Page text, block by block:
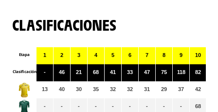
CLASIFICACIONES
Etapa
Clasificación
1
-
13
-
2
46
40
-
3
21
30
-
4
68
35
-
5
41
32
-
6
33
32
-
7
47
31
-
8
75
29
-
9
118
37
-
10
82
42
68